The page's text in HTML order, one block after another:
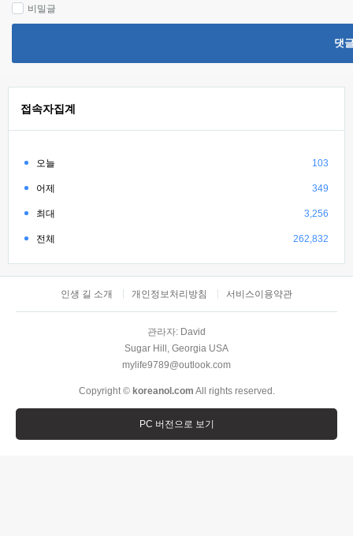
비밀글
댓
접속자집계
오늘 103
어제 349
최대 3,256
전체 262,832
인생 길 소개 개인정보처리방침 서비스이용약관
관라자: David
Sugar Hill, Georgia USA
mylife9789@outlook.com
Copyright © koreanol.com All rights reserved.
PC 버전으로 보기